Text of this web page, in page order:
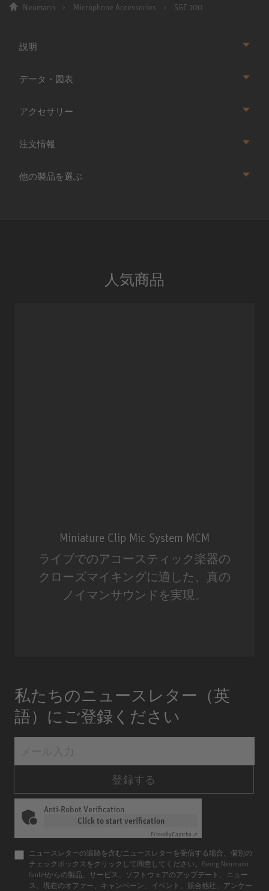
Neumann Microphone Accessories SGE 100
説明
データ・図表
アクセサリー
注文情報
他の製品を選ぶ
人気商品
Miniature Clip Mic System MCM
ライブでのアコースティック楽器の
クローズマイキングに適した、真の
ノイマンサウンドを実現。
私たちのニュースレター（英
語）にご登録ください
登録する
Anti-Robot Verification
Click to start verification
FriendlyCaptcha ⇗
ニュースレターの追跡を含むニュースレターを受信する場合、個別の
チェックボックスをクリックして同意してください。Georg Neumann
GmbHからの製品、サービス、ソフトウェアのアップデート、ニュー
ス、現在のオファー、キャンペーン、イベント、競合他社、アンケー